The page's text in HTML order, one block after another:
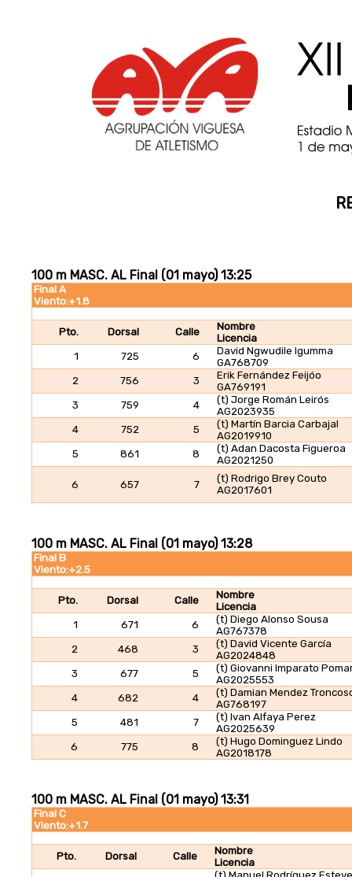
Final A
Viento:+1.8
Pto. Dorsal Calle
Nombre
Licencia
1
725 6
David Ngwudile Igumma
GA768709
2
756 3
Erik Fernández Feijóo
GA769191
3
759 4
(t) Jorge Román Leirós
AG2023935
4
752 5
(t) Martín Barcia Carbajal
AG2019910
5
861 8
(t) Adan Dacosta Figueroa
AG2021250
6 657 7
(t) Rodrigo Brey Couto
AG2017601
100 m MASC. AL Final (01 mayo) 13:25
Final B
Viento:+2.5
Pto. Dorsal Calle
Nombre
Licencia
1
671 6
(t) Diego Alonso Sousa
AG767378
2
468 3
(t) David Vicente García
AG2024848
3
677 5
(t) Giovanni Imparato
AG2025553
4
682 4
(t) Damian Mendez
AG768197
5
481 7
(t) Ivan Alfaya Perez
AG2025639
6
775 8
(t) Hugo Dominguez Lindo
AG2018178
100 m MASC. AL Final (01 mayo) 13:28
Final C
Viento:+1.7
Pto. Dorsal Calle
Nombre
Licencia
100 m MASC. AL Final (01 mayo) 13:31